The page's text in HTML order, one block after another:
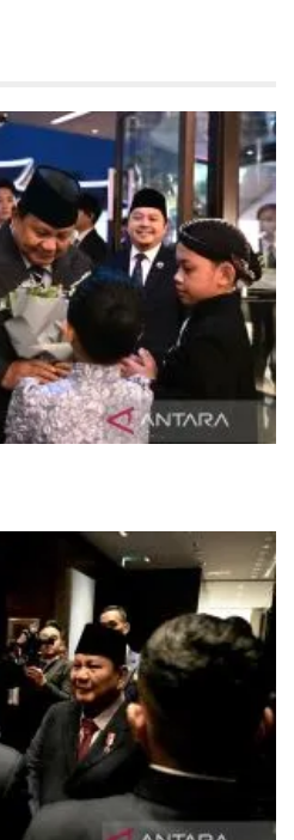
hangat anak-anak